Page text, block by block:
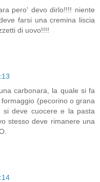
pero' devo dirlo!!!! niente
farsi una cremina liscia
di uovo!!!!
carbonara, la quale si fa
(pecorino o grana
si deve cuocere e la pasta
stesso deve rimanere una